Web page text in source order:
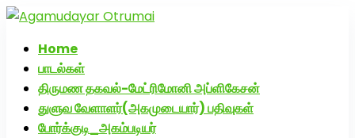
Home
பாடல்கள்
திருமண தகவல்-மேட்ரிமோனி அப்ளிகேசன்
துளுவ வேளாளர்(அகமுடையார்) பதிவுகள்
போர்க்குடி_அகம்படியர்
அகமுடையார் திருமண வரன்களுக்கு அகமுடையார்மேட்ரி-